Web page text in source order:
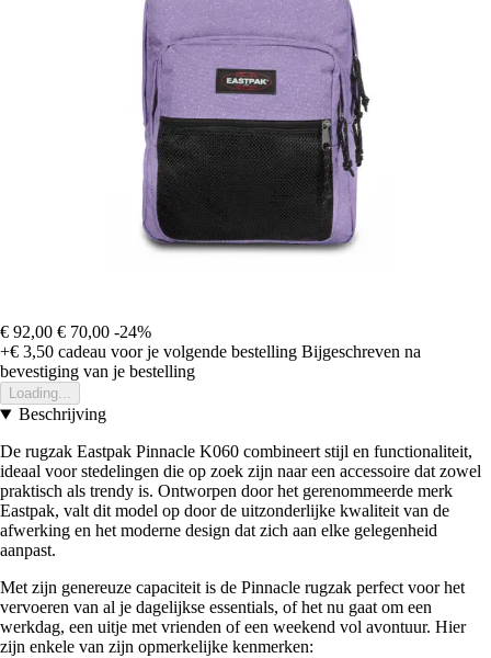
€ 92,00 € 70,00 -24%
+€ 3,50 cadeau voor je volgende bestelling Bijgeschreven na
bevestiging van je bestelling
Loading...
Beschrijving
De rugzak Eastpak Pinnacle K060 combineert stijl en functionaliteit,
ideaal voor stedelingen die op zoek zijn naar een accessoire dat zowel
praktisch als trendy is. Ontworpen door het gerenommeerde merk
Eastpak, valt dit model op door de uitzonderlijke kwaliteit van de
afwerking en het moderne design dat zich aan elke gelegenheid
aanpast.
Met zijn genereuze capaciteit is de Pinnacle rugzak perfect voor het
vervoeren van al je dagelijkse essentials, of het nu gaat om een
werkdag, een uitje met vrienden of een weekend vol avontuur. Hier
zijn enkele van zijn opmerkelijke kenmerken: